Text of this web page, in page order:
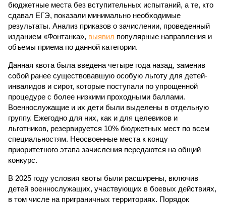
бюджетные места без вступительных испытаний, а те, кто
сдавал ЕГЭ, показали минимально необходимые
результаты. Анализ приказов о зачислении, проведенный
изданием «Фонтанка», выявил популярные направления и
объемы приема по данной категории.
Данная квота была введена четыре года назад, заменив
собой ранее существовавшую особую льготу для детей-
инвалидов и сирот, которые поступали по упрощенной
процедуре с более низкими проходными баллами.
Военнослужащие и их дети были выделены в отдельную
группу. Ежегодно для них, как и для целевиков и
льготников, резервируется 10% бюджетных мест по всем
специальностям. Неосвоенные места к концу
приоритетного этапа зачисления передаются на общий
конкурс.
В 2025 году условия квоты были расширены, включив
детей военнослужащих, участвующих в боевых действиях,
в том числе на приграничных территориях. Порядок